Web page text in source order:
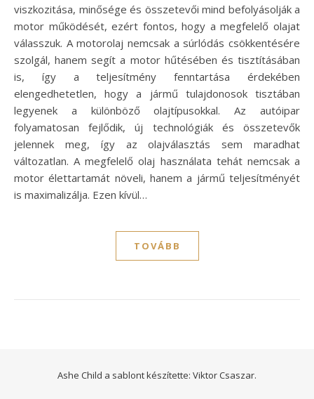
viszkozitása, minősége és összetevői mind befolyásolják a
motor működését, ezért fontos, hogy a megfelelő olajat
válasszuk. A motorolaj nemcsak a súrlódás csökkentésére
szolgál, hanem segít a motor hűtésében és tisztításában
is, így a teljesítmény fenntartása érdekében
elengedhetetlen, hogy a jármű tulajdonosok tisztában
legyenek a különböző olajtípusokkal. Az autóipar
folyamatosan fejlődik, új technológiák és összetevők
jelennek meg, így az olajválasztás sem maradhat
változatlan. A megfelelő olaj használata tehát nemcsak a
motor élettartamát növeli, hanem a jármű teljesítményét
is maximalizálja. Ezen kívül…
TOVÁBB
Ashe Child a sablont készítette: Viktor Csaszar.